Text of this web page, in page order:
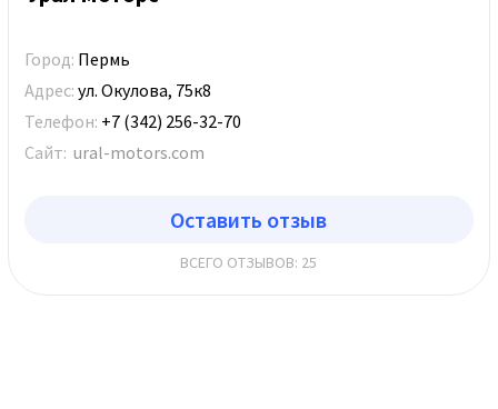
Город: Пермь
Адрес: ул. Окулова, 75к8
Телефон: +7 (342) 256-32-70
Сайт: ural-motors.com
Оставить отзыв
ВСЕГО ОТЗЫВОВ: 25